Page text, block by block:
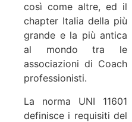
così come altre, ed il
chapter Italia della più
grande e la più antica
al mondo tra le
associazioni di Coach
professionisti.
La norma UNI 11601
definisce i requisiti del